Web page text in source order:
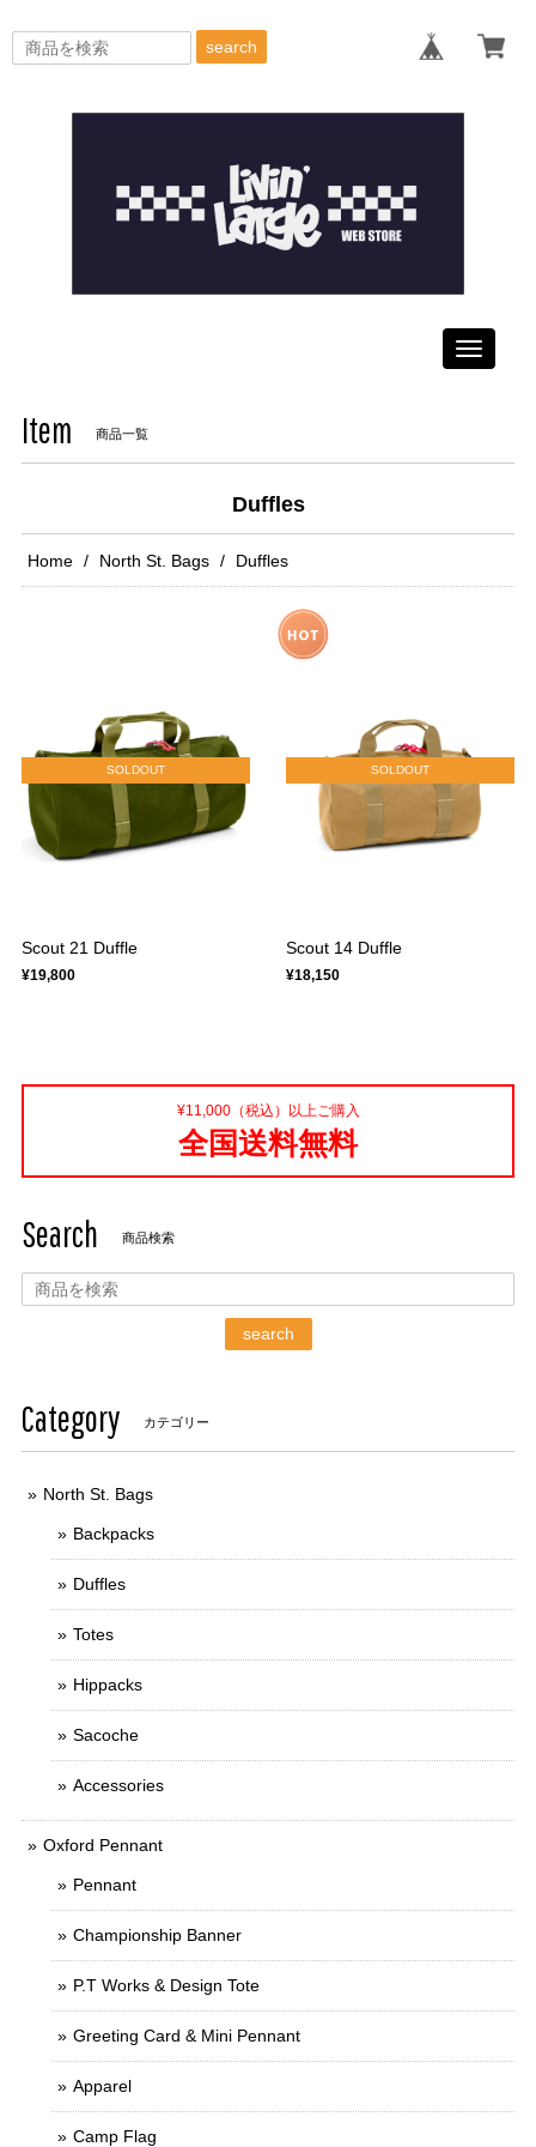
search
Toggle
Item 商品一覧
Duffles
Home North St. Bags Duffles
SOLDOUT
Scout 21 Duffle
¥19,800
SOLDOUT
Scout 14 Duffle
¥18,150
¥11,000（税込）以上ご購入
全国送料無料
Search 商品検索
search
Category カテゴリー
North St. Bags
Backpacks
Duffles
Totes
Hippacks
Sacoche
Accessories
Oxford Pennant
Pennant
Championship Banner
P.T Works & Design Tote
Greeting Card & Mini Pennant
Apparel
Camp Flag